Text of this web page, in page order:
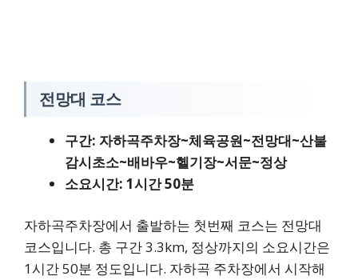
전망대 코스
구간: 자하곡주차장~체육공원~전망대~산불
감시초소~배바우~헬기장~서문~정상
소요시간: 1시간 50분
자하곡주차장에서 출발하는 첫번째 코스는 전망대
코스입니다. 총 구간 3.3km, 정상까지의 소요시간은
1시간 50분 정도입니다. 자하곡 주차장에서 시작해